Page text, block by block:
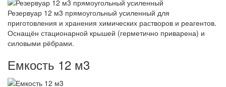
Резервуар 12 м3 прямоугольный усиленный для
приготовления и хранения химических растворов и реагентов.
Оснащён стационарной крышей (герметично приварена) и
силовыми рёбрами.
Емкость 12 м3